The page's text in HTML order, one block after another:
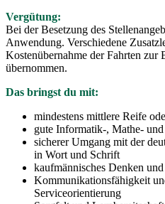
Vergütung:
Bei der Besetzung des
Anwendung. Verschiedene
Kostenübernahme der Fahrten zur
übernommen.
Das bringst du mit:
mindestens mittlere Reife
gute Informatik-, Mathe-
sicherer Umgang mit der
in Wort und Schrift
kaufmännisches Denken
Kommunikationsfähigkeit
Serviceorientierung